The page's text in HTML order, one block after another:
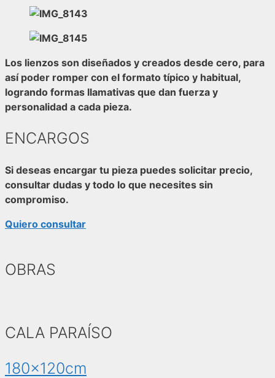
Los lienzos son diseñados y creados desde cero, para
así poder romper con el formato típico y habitual,
logrando formas llamativas que dan fuerza y
personalidad a cada pieza.
ENCARGOS
Si deseas encargar tu pieza puedes solicitar precio,
consultar dudas y todo lo que necesites sin
compromiso.
Quiero consultar
OBRAS
CALA PARAÍSO
180x120cm